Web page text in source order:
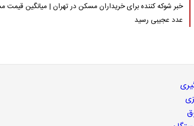
خبر شوکه کننده برای خریداران مسکن در تهران | میانگین قیمت
عدد عجیبی رسید